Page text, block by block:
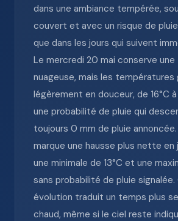
dans une ambiance tempérée,
couvert et avec un risque de
que dans les jours qui suivent
Le mercredi 20 mai conserve
nuageuse, mais les températures
légèrement en douceur, de 16°C
une probabilité de pluie qui
toujours 0 mm de pluie annoncée.
marque une hausse plus nette en
une minimale de 13°C et une
sans probabilité de pluie
évolution traduit un temps plus
chaud, même si le ciel reste